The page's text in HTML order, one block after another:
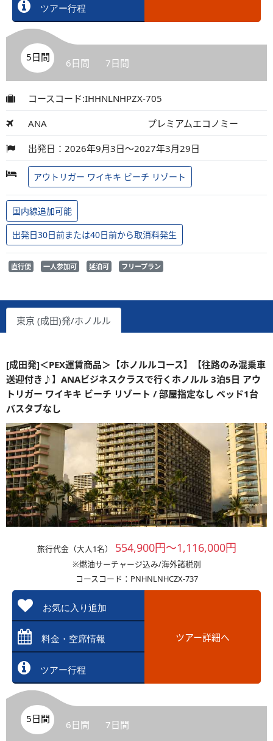
ツアー行程
5日間 6日間 7日間
コースコード:IHHNLNHPZX-705
ANA プレミアムエコノミー
出発日：2026年9月3日～2027年3月29日
アウトリガー ワイキキ ビーチ リゾート
国内線追加可能
出発日30日前または40日前から取消料発生
直行便 一人参加可 延泊可 フリープラン
東京 (成田)発/ホノルル
[成田発]＜PEX運賃商品＞【ホノルルコース】【往路のみ混乗車
送迎付き♪】ANAビジネスクラスで行くホノルル 3泊5日 アウ
トリガー ワイキキ ビーチ リゾート / 部屋指定なし ベッド1台
バスタブなし
旅行代金（大人1名） 554,900円～1,116,000円
※燃油サーチャージ込み/海外諸税別
コースコード：PNHNLNHCZX-737
お気に入り追加
料金・空席情報
ツアー行程
ツアー詳細へ
5日間 6日間 7日間